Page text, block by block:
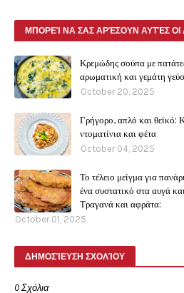
ΜΠΟΡΕΊ ΝΑ ΣΑΣ ΑΡΈΣΟΥΝ ΑΥΤΈΣ ΟΙ
Κρεμώδης σούπα με
αρωματική και γεμάτη
October 20, 2025
Γρήγορο, απλό και θεϊκό:
ντοματίνια και φέτα
October 04, 2025
Το τέλειο μείγμα για
ένα συστατικό στα αυγά
Τραγανά και αφράτα:
October 01, 2025
ΔΗΜΟΣΊΕΥΣΗ ΣΧΟΛΊΟΥ
0 Σχόλια